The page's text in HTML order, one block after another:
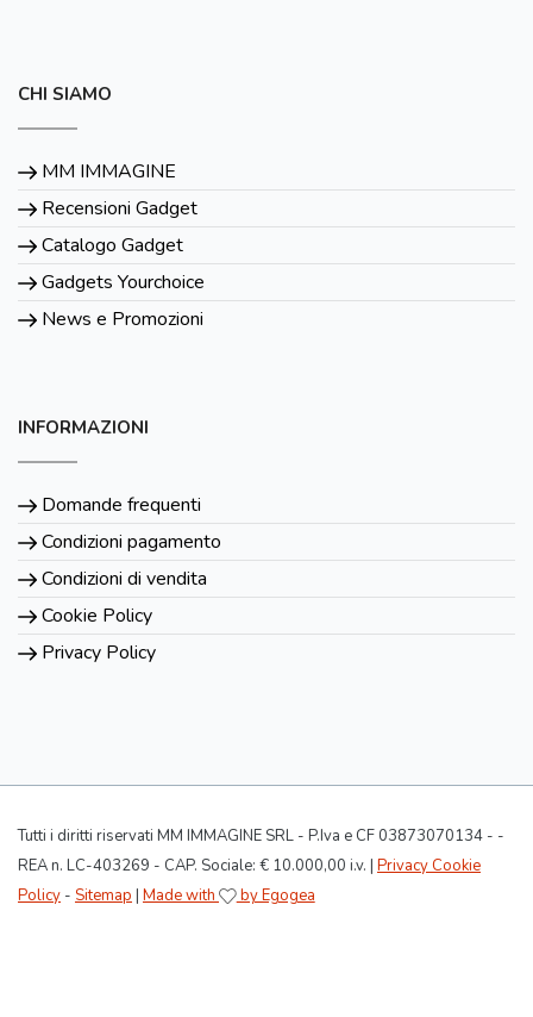
CHI SIAMO
MM IMMAGINE
Recensioni Gadget
Catalogo Gadget
Gadgets Yourchoice
News e Promozioni
INFORMAZIONI
Domande frequenti
Condizioni pagamento
Condizioni di vendita
Cookie Policy
Privacy Policy
Tutti i diritti riservati MM IMMAGINE SRL - P.Iva e CF 03873070134 - -
REA n. LC-403269 - CAP. Sociale: € 10.000,00 i.v. | Privacy Cookie
Policy - Sitemap | Made with by Egogea